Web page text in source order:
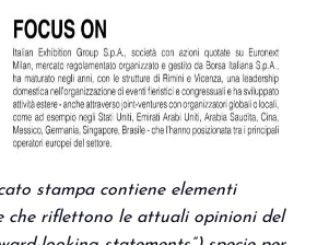
stampa contiene elementi
che riflettono le attuali opinioni del